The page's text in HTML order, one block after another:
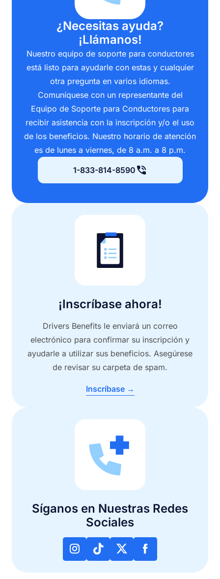
¿Necesitas ayuda?
¡Llámanos!
Nuestro equipo de soporte para conductores
está listo para ayudarle con estas y cualquier
otra pregunta en varios idiomas.
Comuníquese con un representante del
Equipo de Soporte para Conductores para
recibir asistencia con la inscripción y/o el uso
de los beneficios. Nuestro horario de atención
es de lunes a viernes, de 8 a.m. a 8 p.m.
1-833-814-8590
¡Inscríbase ahora!
Drivers Benefits le enviará un correo
electrónico para confirmar su inscripción y
ayudarle a utilizar sus beneficios. Asegúrese
de revisar su carpeta de spam.
Inscríbase →
Síganos en Nuestras Redes
Sociales